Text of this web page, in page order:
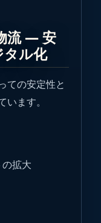
流 ― 安
タル化
ての安定性と
ます。
拡大